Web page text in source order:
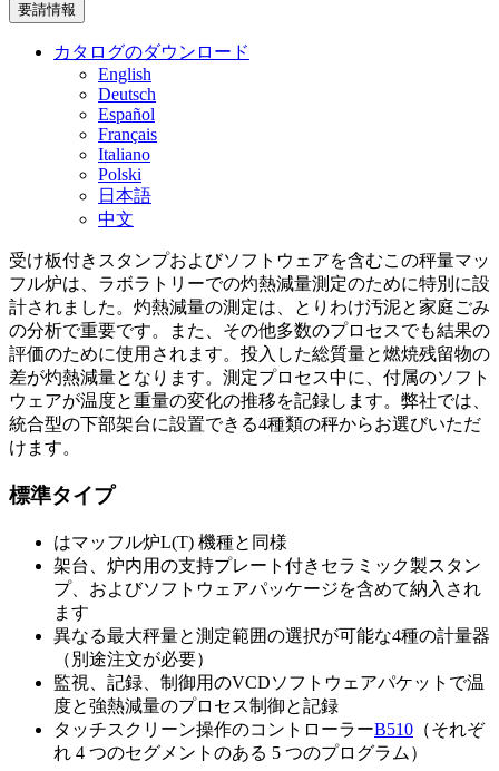
要請情報
カタログのダウンロード
English
Deutsch
Español
Français
Italiano
Polski
日本語
中文
受け板付きスタンプおよびソフトウェアを含むこの秤量マッ
フル炉は、ラボラトリーでの灼熱減量測定のために特別に設
計されました。灼熱減量の測定は、とりわけ汚泥と家庭ごみ
の分析で重要です。また、その他多数のプロセスでも結果の
評価のために使用されます。投入した総質量と燃焼残留物の
差が灼熱減量となります。測定プロセス中に、付属のソフト
ウェアが温度と重量の変化の推移を記録します。弊社では、
統合型の下部架台に設置できる4種類の秤からお選びいただ
けます。
標準タイプ
はマッフル炉L(T) 機種と同様
架台、炉内用の支持プレート付きセラミック製スタン
プ、およびソフトウェアパッケージを含めて納入され
ます
異なる最大秤量と測定範囲の選択が可能な4種の計量器
（別途注文が必要）
監視、記録、制御用のVCDソフトウェアパケットで温
度と強熱減量のプロセス制御と記録
タッチスクリーン操作のコントローラーB510 （それぞ
れ 4 つのセグメントのある 5 つのプログラム）